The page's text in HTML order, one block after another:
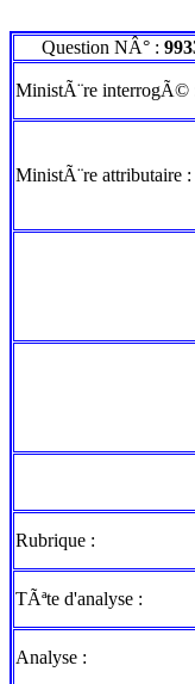
Question NÂ° :
MinistÃ¨re interrogÃ©
MinistÃ¨re attributaire :
Rubrique :
TÃªte d'analyse :
Analyse :